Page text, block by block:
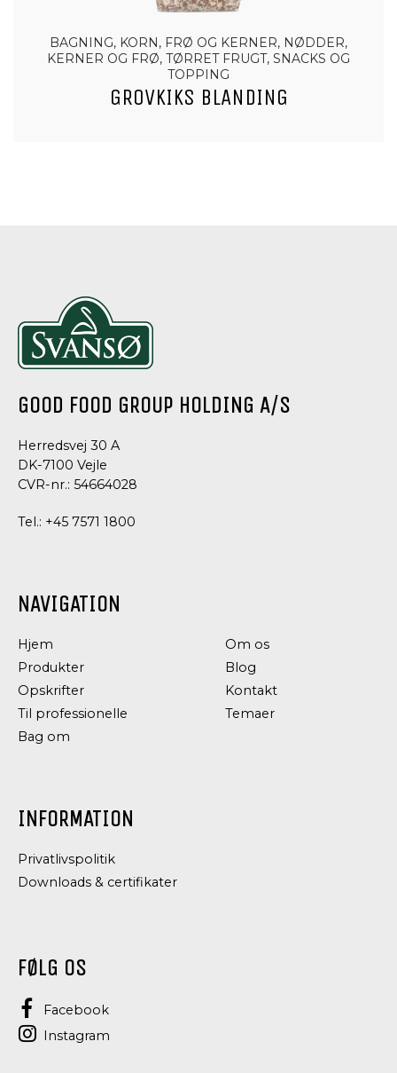
BAGNING, KORN, FRØ OG KERNER, NØDDER,
KERNER OG FRØ, TØRRET FRUGT, SNACKS OG
TOPPING
GROVKIKS BLANDING
GOOD FOOD GROUP HOLDING A/S
Herredsvej 30 A
DK-7100 Vejle
CVR-nr.: 54664028
Tel.: +45 7571 1800
NAVIGATION
Hjem
Produkter
Opskrifter
Til professionelle
Bag om
Om os
Blog
Kontakt
Temaer
INFORMATION
Privatlivspolitik
Downloads & certifikater
FØLG OS
Facebook
Instagram